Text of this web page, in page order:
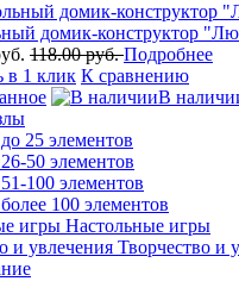
домик-конструктор
118.00 руб.Подробнее
в 1 клик К сравнению
В
25 элементов
50 элементов
100 элементов
100 элементов
Настольные игры
Творчество и